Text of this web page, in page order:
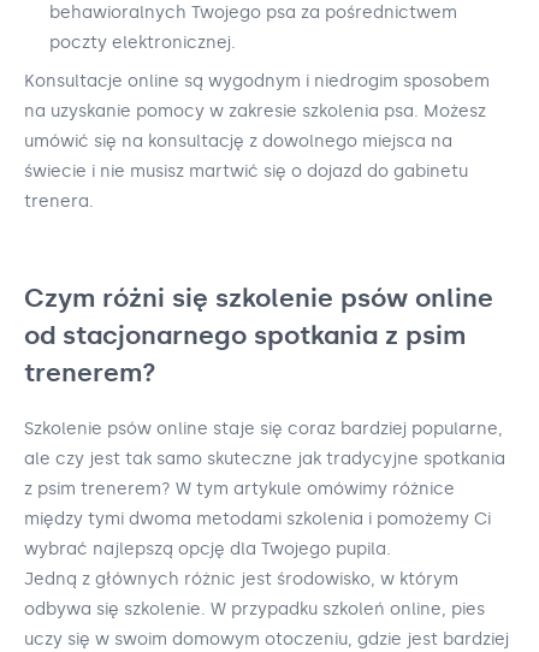
behawioralnych Twojego psa za pośrednictwem
poczty elektronicznej.
Konsultacje online są wygodnym i niedrogim sposobem
na uzyskanie pomocy w zakresie szkolenia psa. Możesz
umówić się na konsultację z dowolnego miejsca na
świecie i nie musisz martwić się o dojazd do gabinetu
trenera.
Czym różni się szkolenie psów online
od stacjonarnego spotkania z psim
trenerem?
Szkolenie psów online staje się coraz bardziej popularne,
ale czy jest tak samo skuteczne jak tradycyjne spotkania
z psim trenerem? W tym artykule omówimy różnice
między tymi dwoma metodami szkolenia i pomożemy Ci
wybrać najlepszą opcję dla Twojego pupila.
Jedną z głównych różnic jest środowisko, w którym
odbywa się szkolenie. W przypadku szkoleń online, pies
uczy się w swoim domowym otoczeniu, gdzie jest bardziej